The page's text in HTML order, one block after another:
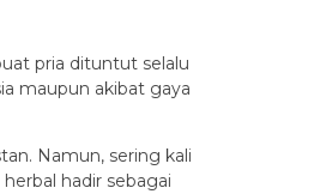
pria dituntut selalu
maupun akibat gaya
Namun, sering kali
hadir sebagai